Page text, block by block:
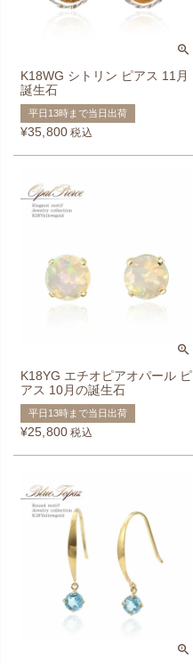
K18WG シトリン ピアス 11月
誕生石
平日13時まで当日出荷
¥35,800 税込
K18YG エチオピアオパール ピ
アス 10月の誕生石
平日13時まで当日出荷
¥25,800 税込